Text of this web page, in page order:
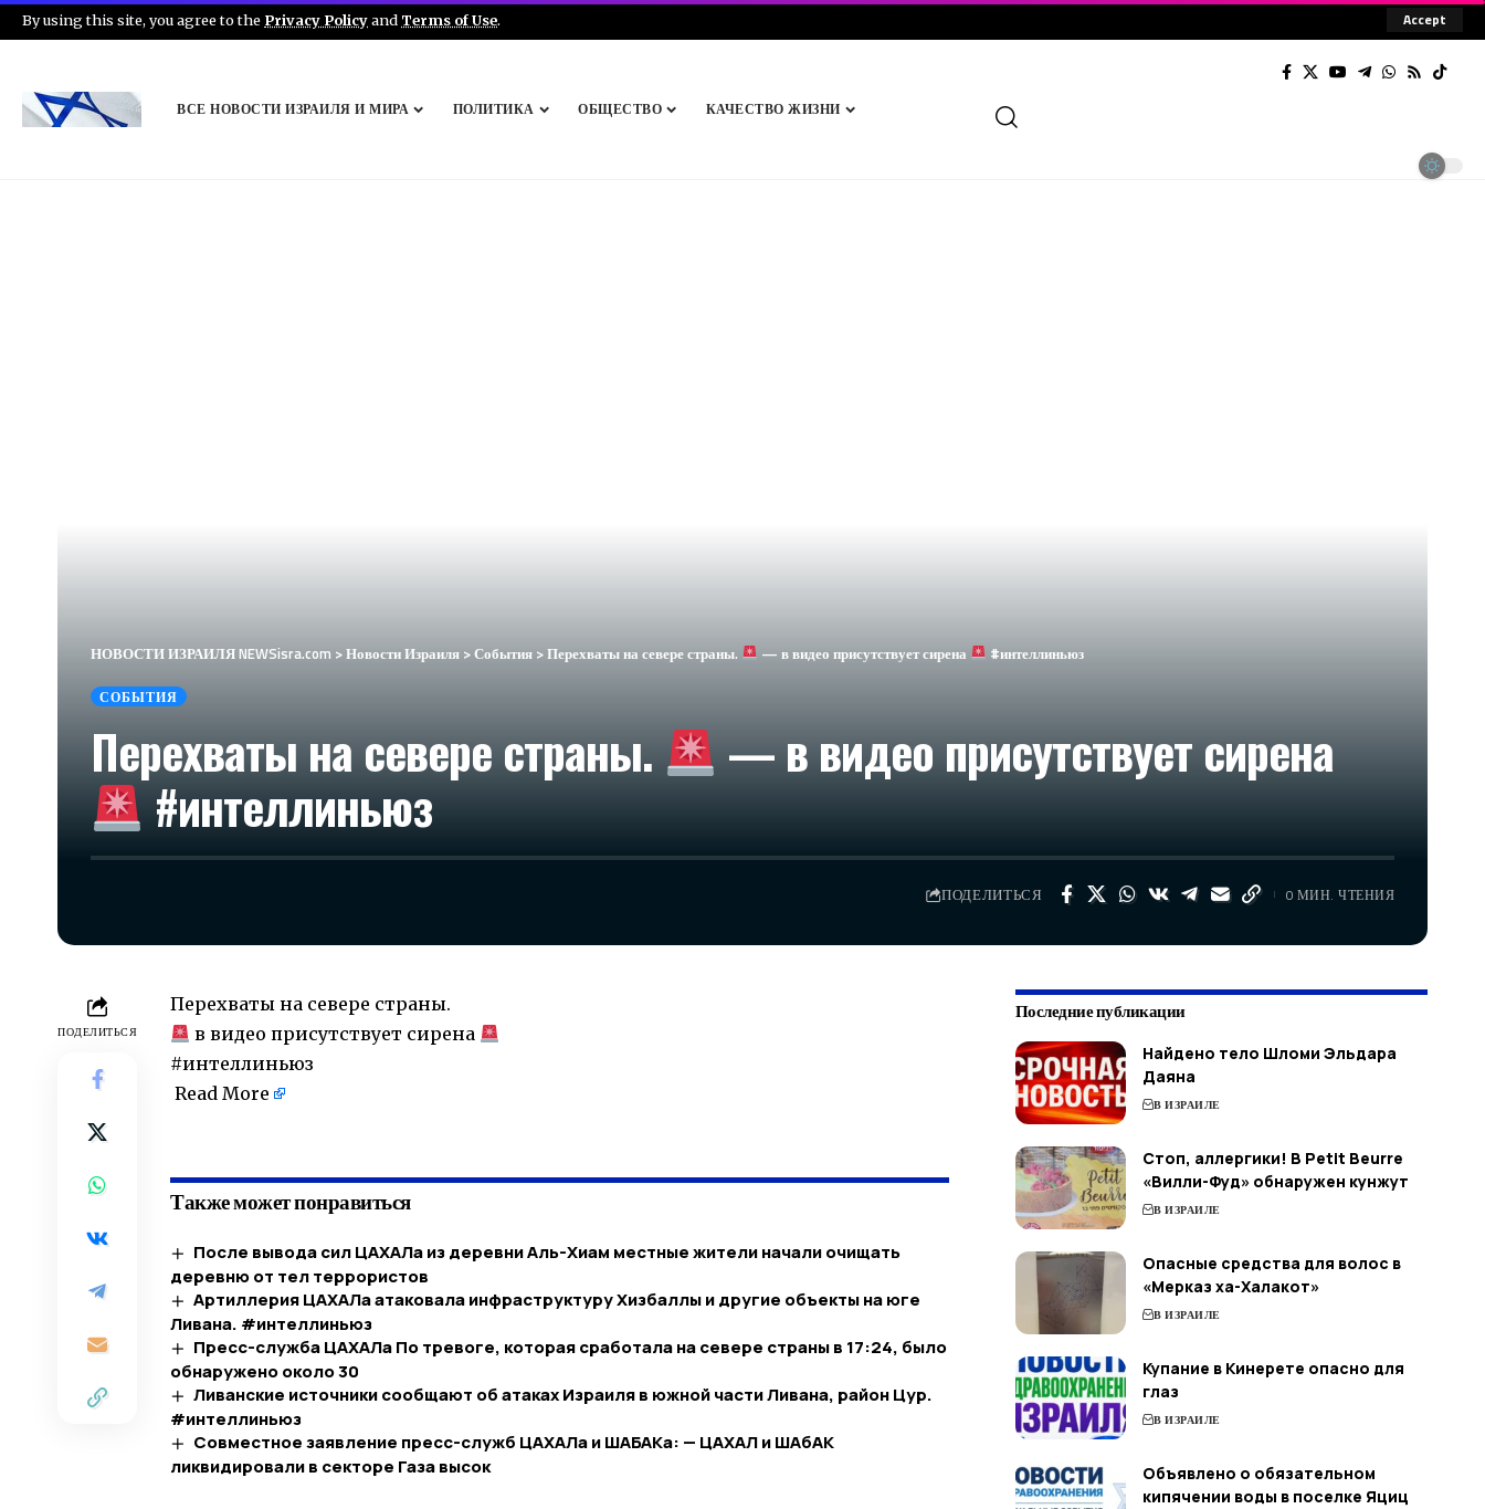
By using this site, you agree to the Privacy Policyand Terms of Use. Accept
ВСЕ НОВОСТИ ИЗРАИЛЯ И МИРА ПОЛИТИКА ОБЩЕСТВО КАЧЕСТВО ЖИЗНИ
НОВОСТИ ИЗРАИЛЯ NEWSisra.com >Новости Израиля >События >Перехваты на севере страны. — в видео присутствует сирена #интеллиньюз
СОБЫТИЯ
Перехваты на севере страны.
— в видео присутствует сирена
#интеллиньюз
ПОДЕЛИТЬСЯ 0 МИН. ЧТЕНИЯ
ПОДЕЛИТЬСЯ
Перехваты на севере страны.
в видео присутствует сирена
#интеллиньюз
Read More
Также может понравиться
После вывода сил ЦАХАЛа из деревни Аль-Хиам местные жители начали очищать
деревню от тел террористов
Артиллерия ЦАХАЛа атаковала инфраструктуру Хизбаллы и другие объекты на юге
Ливана. #интеллиньюз
Пресс-служба ЦАХАЛа По тревоге, которая сработала на севере страны в 17:24, было
обнаружено около 30
Ливанские источники сообщают об атаках Израиля в южной части Ливана, район Цур.
#интеллиньюз
Совместное заявление пресс-служб ЦАХАЛа и ШАБАКа: — ЦАХАЛ и ШАбАК
ликвидировали в секторе Газа высок
Последние публикации
Найдено тело Шломи Эльдара
Даяна
В ИЗРАИЛЕ
Стоп, аллергики! В Petit Beurre
«Вилли-Фуд» обнаружен кунжут
В ИЗРАИЛЕ
Опасные средства для волос в
«Мерказ ха-Халакот»
В ИЗРАИЛЕ
Купание в Кинерете опасно для
глаз
В ИЗРАИЛЕ
Объявлено о обязательном
кипячении воды в поселке Яциц